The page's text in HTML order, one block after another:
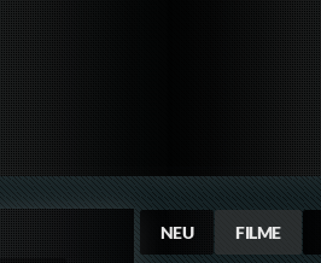
NEU FILME